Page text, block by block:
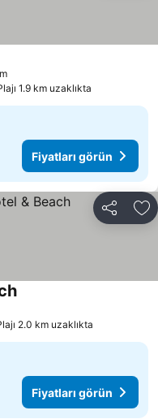
1.9 km uzaklıkta
Fiyatları görün
Paylaş
2.0 km uzaklıkta
Fiyatları görün